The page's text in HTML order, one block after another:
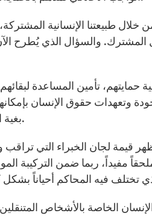
والسؤال الذي يُطرح
تأمين المساعدة لبقائهم
وتعهدات حقوق الإنسان
بغية التقدم نحو اتفاقية قانونية.
مفيداً، ربما ضمن التركيبة